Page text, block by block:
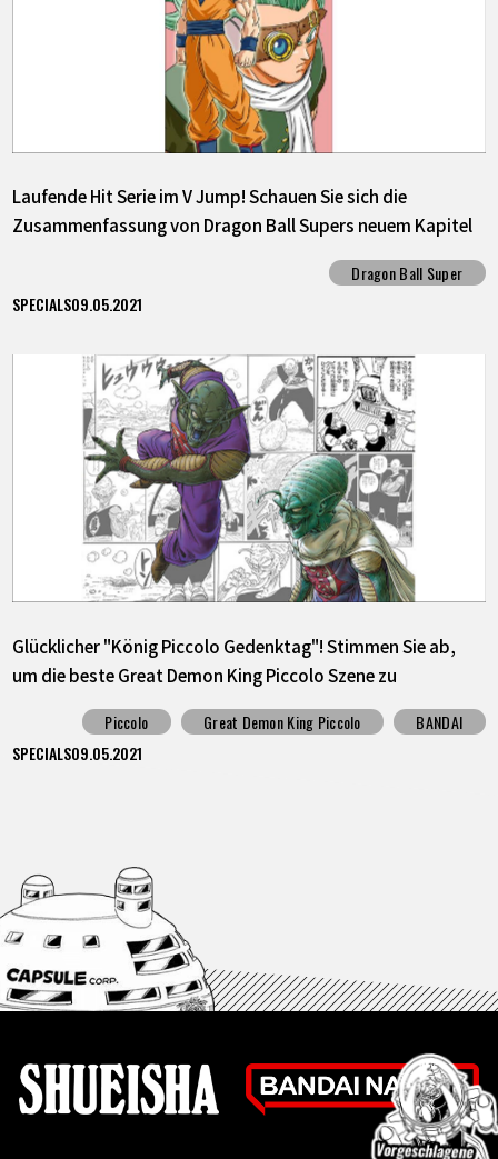
Laufende Hit Serie im V Jump! Schauen Sie sich die
Zusammenfassung von Dragon Ball Supers neuem Kapitel
Dragon Ball Super
SPECIALS09.05.2021
Glücklicher "König Piccolo Gedenktag"! Stimmen Sie ab,
um die beste Great Demon King Piccolo Szene zu
bestimmen! Der 1. Platz wird als Aufkleber freigegeben!
Piccolo Great Demon King Piccolo
BANDAI
SPECIALS09.05.2021